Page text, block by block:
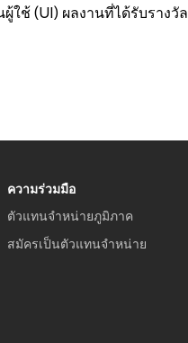
ช้ (UI) ผลงานที่ได้รับรางวั
ความร่วมมือ
ตัวแทนจำหน่ายภูมิภาค
สมัครเป็นตัวแทนจำหน่าย